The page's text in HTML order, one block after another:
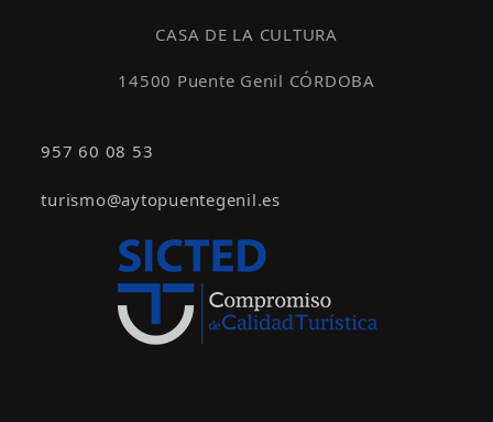
CASA DE LA CULTURA
14500 Puente Genil CÓRDOBA
957 60 08 53
turismo@aytopuentegenil.es